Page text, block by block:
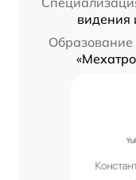
видения
Образование